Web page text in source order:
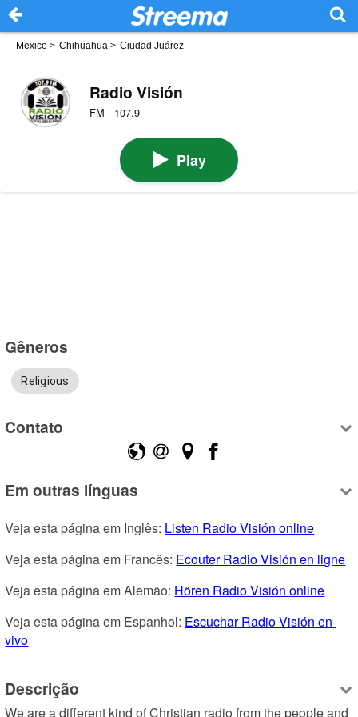
Mexico > Chihuahua > Ciudad Juárez
Radio Visión
FM · 107.9
Play
Gêneros
Religious
Contato
Em outras línguas
Veja esta página em Inglês: Listen Radio Visión online
Veja esta página em Francês: Ecouter Radio Visión en ligne
Veja esta página em Alemão: Hören Radio Visión online
Veja esta página em Espanhol: Escuchar Radio Visión en
vivo
Descrição
We are a different kind of Christian radio from the people and